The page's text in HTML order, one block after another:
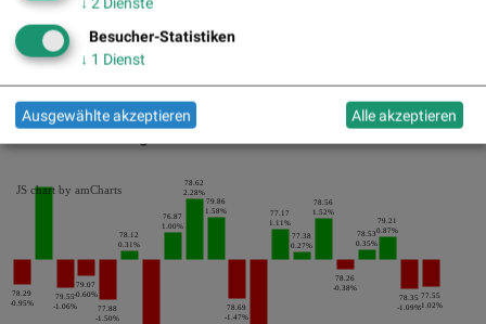
Die letzten 20 Tage der Periode
78.29
-0.95%
79.55
-1.06%
79.07
-0.60%
77.88
-1.50%
78.12
0.31%
76.87
1.00%
78.62
2.28%
79.86
1.58%
78.69
-1.47%
77.17
1.11%
77.38
0.27%
78.56
1.52%
78.26
-0.38%
78.53
0.35%
79.21
0.87%
78.35
-1.09%
77.55
-1.02%
JS chart by amCharts
Besucher-Statistiken
↓ 1 Dienst
Ausgewählte akzeptieren Alle akzeptieren